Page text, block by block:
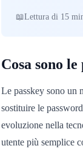
Lettura di 15
Cosa sono le
Le passkey sono un
sostituire le
evoluzione nella
utente più semplice